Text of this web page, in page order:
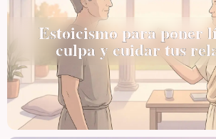
Estoicismo para poner
culpa y cuidar tus